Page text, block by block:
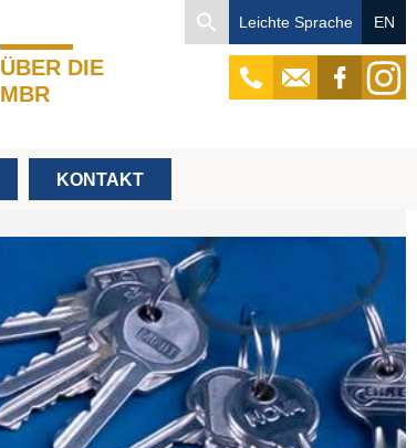
KONTAKT
ÜBER DIE
MBR
Search Leichte Sprache EN
tel mail facebook